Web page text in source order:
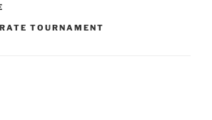
TOURNAMENT